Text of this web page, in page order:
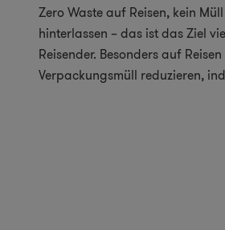
Zero Waste auf Reisen, kein
hinterlassen – das ist das Ziel
Reisender. Besonders auf
Verpackungsmüll reduzieren,